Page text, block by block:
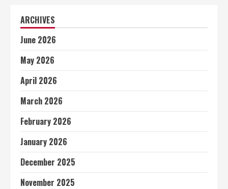
ARCHIVES
June 2026
May 2026
April 2026
March 2026
February 2026
January 2026
December 2025
November 2025